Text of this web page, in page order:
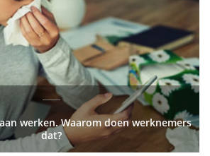
werken. Waarom doen werknemers
dat?